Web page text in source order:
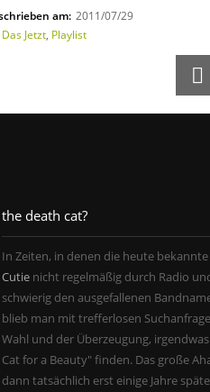
am: 2011/07/29
Das Jetzt, Playlist
the death cat?
In Zeiten, in denen die heute
Cutie nicht regelmäßig durch Radio
schwierig den ausgefallenen
blieb man mit trefferlosen
Wahl und der Überzeugung,
Cat for a Beauty" finden. Das große
dann tatsächlich erst einige Jahre